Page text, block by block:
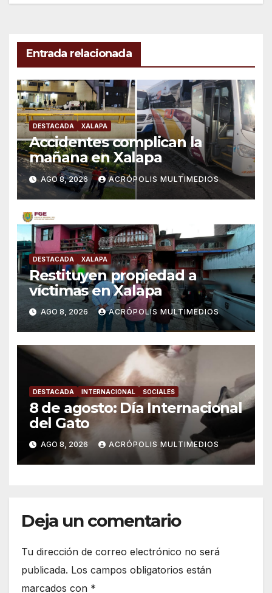
Entrada relacionada
DESTACADA XALAPA
Accidentes complican la
mañana en Xalapa
AGO 8, 2026 ACRÓPOLIS MULTIMEDIOS
DESTACADA XALAPA
Restituyen propiedad a
víctimas en Xalapa
AGO 8, 2026 ACRÓPOLIS MULTIMEDIOS
DESTACADA INTERNACIONAL SOCIALES
8 de agosto: Día Internacional
del Gato
AGO 8, 2026 ACRÓPOLIS MULTIMEDIOS
Deja un comentario
Tu dirección de correo electrónico no será
publicada. Los campos obligatorios están
marcados con *